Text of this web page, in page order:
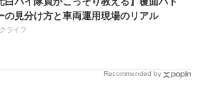
の見分け方と車両運用現場のリアル
ライフ
Recommended by